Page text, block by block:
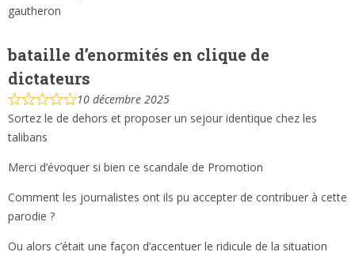
gautheron
bataille d’enormités en clique de
dictateurs
10 décembre 2025
Sortez le de dehors et proposer un sejour identique chez les
talibans
Merci d’évoquer si bien ce scandale de Promotion
Comment les journalistes ont ils pu accepter de contribuer à cette
parodie ?
Ou alors c’était une façon d’accentuer le ridicule de la situation